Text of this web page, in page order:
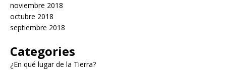
noviembre 2018
octubre 2018
septiembre 2018
Categories
¿En qué lugar de la Tierra?